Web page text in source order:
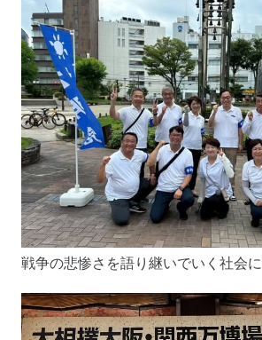
戦争の悲惨さを語り継いでいく社会に